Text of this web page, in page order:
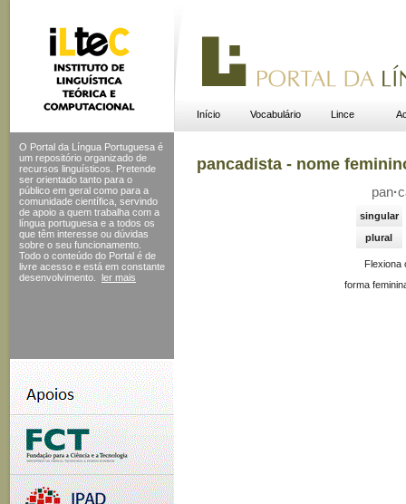
Início Vocabulário Lince
O Portal da Língua Portuguesa é
um repositório organizado de
recursos linguísticos. Pretende
ser orientado tanto para o
público em geral como para a
comunidade científica, servindo
de apoio a quem trabalha com a
língua portuguesa e a todos os
que têm interesse ou dúvidas
sobre o seu funcionamento.
Todo o conteúdo do Portal é de
livre acesso e está em constante
desenvolvimento.
ler mais
pancadista - nome
pan·
singular
plural
Flexiona
forma